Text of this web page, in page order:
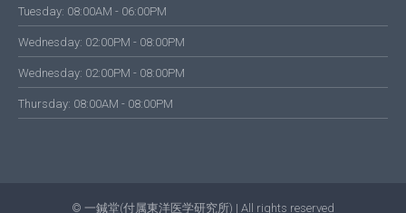
Tuesday: 08:00AM - 06:00PM
Wednesday: 02:00PM - 08:00PM
Wednesday: 02:00PM - 08:00PM
Thursday: 08:00AM - 08:00PM
© 一鍼堂(付属東洋医学研究所) | All rights reserved